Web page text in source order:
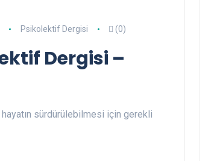
Psikolektif Dergisi (0)
Dergisi –
hayatın sürdürülebilmesi için gerekli